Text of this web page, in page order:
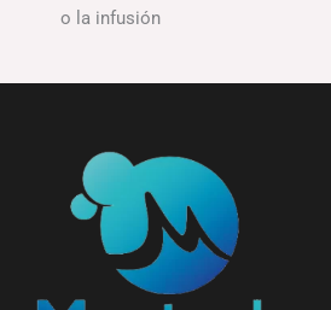
o la infusión